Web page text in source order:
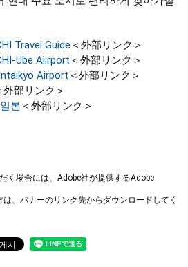
Travei Guide ＜外部リンク＞
Ube Aiirport ＜外部リンク＞
Airport ＜外部リンク＞
外部リンク＞
본 ＜外部リンク＞
く場合には、Adobe社が提供するAdobe
、バナーのリンク先からダウンロードしてく